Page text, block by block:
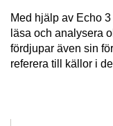
Med hjälp av Echo
läsa och analysera
fördjupar även sin
referera till källor i